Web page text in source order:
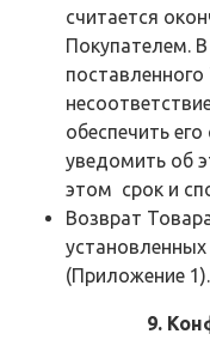
считается
Покупателем.
поставленного
обеспечить
уведомить об
этом срок и
Возврат
(Приложение 1).
9.